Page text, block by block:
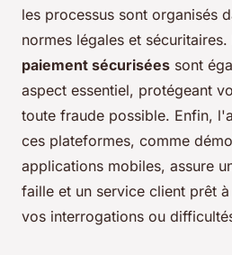
les processus sont organisés
normes légales et sécuritaires.
paiement sécurisées sont
aspect essentiel, protégeant
toute fraude possible. Enfin,
ces plateformes, comme
applications mobiles, assure
faille et un service client prêt
vos interrogations ou